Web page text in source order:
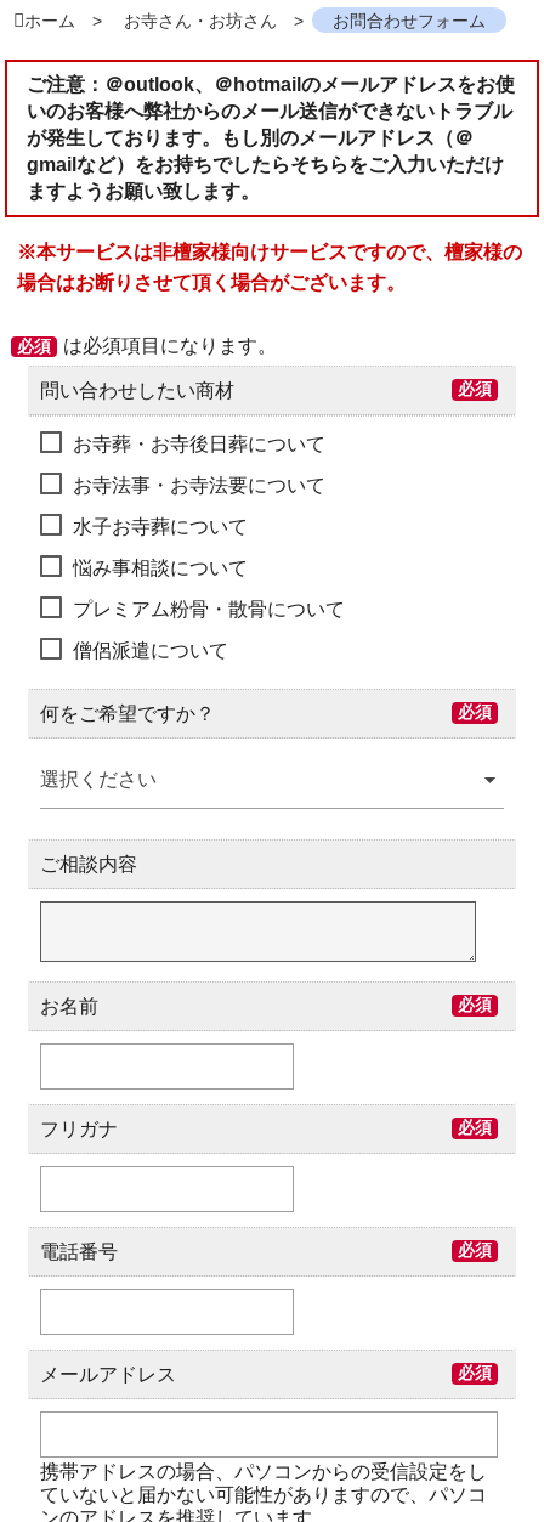
ホーム お寺さん・お坊さん お問合わせフォーム
ご注意：＠outlook、＠hotmailのメールアドレスをお使
いのお客様へ弊社からのメール送信ができないトラブル
が発生しております。もし別のメールアドレス（＠
gmailなど）をお持ちでしたらそちらをご入力いただけ
ますようお願い致します。
※本サービスは非檀家様向けサービスですので、檀家様の
場合はお断りさせて頂く場合がございます。
必須 は必須項目になります。
問い合わせしたい商材 必須
お寺葬・お寺後日葬について
お寺法事・お寺法要について
水子お寺葬について
悩み事相談について
プレミアム粉骨・散骨について
僧侶派遣について
何をご希望ですか？ 必須
選択ください
ご相談内容
お名前 必須
フリガナ 必須
電話番号 必須
メールアドレス 必須
携帯アドレスの場合、パソコンからの受信設定をし
ていないと届かない可能性がありますので、パソコ
ンのアドレスを推奨しています。